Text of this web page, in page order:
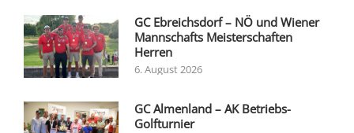
GC Ebreichsdorf – NÖ und Wiener
Mannschafts Meisterschaften
Herren
6. August 2026
GC Almenland – AK Betriebs-
Golfturnier